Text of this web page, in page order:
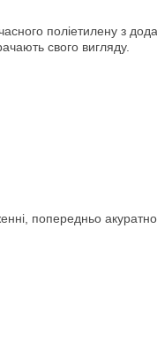
поліетилену з
свого вигляду.
попередньо